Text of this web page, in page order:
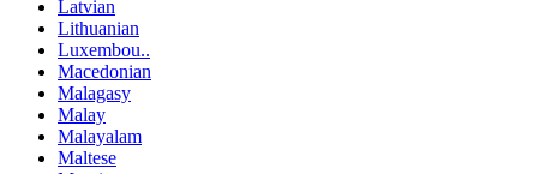
Latvian
Lithuanian
Luxembou..
Macedonian
Malagasy
Malay
Malayalam
Maltese